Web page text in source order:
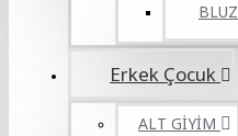
BLUZ
Erkek Çocuk
ALT GİYİM